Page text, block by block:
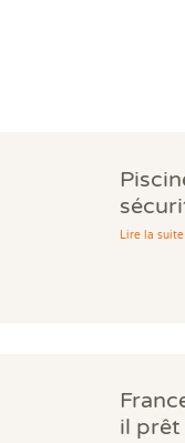
Lire la suite
il prêt